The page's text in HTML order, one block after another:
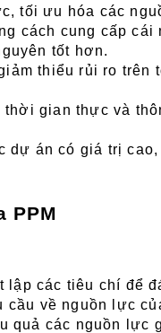
tối ưu hóa các
cách cung cấp
tốt hơn.
thiểu rủi ro trên
gian thực và
dự án có giá trị
PPM
các tiêu chí để
về nguồn lực
quả các nguồn lực